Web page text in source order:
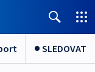
SLEDOVAT